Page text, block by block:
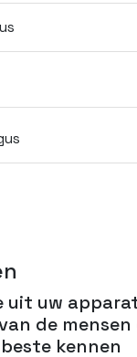
uit uw
de mensen
kennen